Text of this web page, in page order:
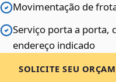
Movimentação de
Serviço porta a porta,
endereço indicado
SOLICITE SEU